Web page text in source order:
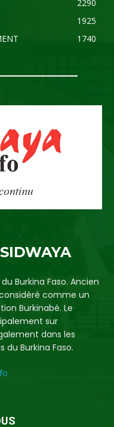
2290
1925
1740
Burkina Faso. Ancien
comme un
Burkinabè. Le
sur
dans les
Burkina Faso.